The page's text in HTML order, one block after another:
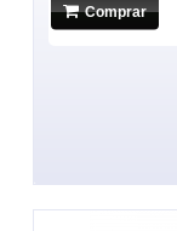
Comprar